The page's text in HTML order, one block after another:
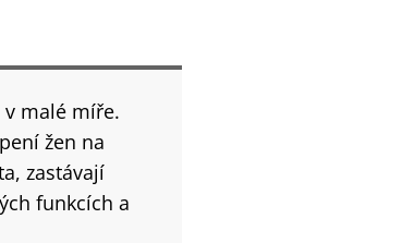
malé míře.
žen na
zastávají
funkcích a